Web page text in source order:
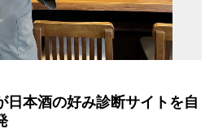
日本酒の好み診断サイトを自